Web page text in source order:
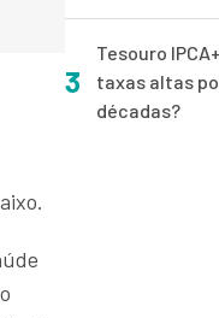
3
Tesouro
taxas altas
décadas?